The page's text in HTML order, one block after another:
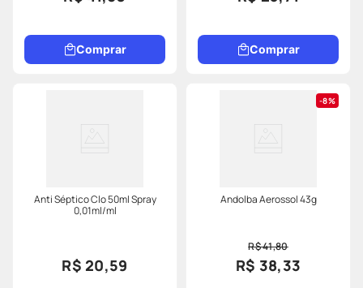
Comprar Comprar
Anti Séptico Clo 50ml Spray
0,01ml/ml
R$ 20,59
8%
Andolba Aerossol 43g
R$ 41,80
R$ 38,33